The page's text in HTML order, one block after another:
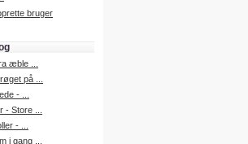
bruger
æble ...
på ...
- ...
- Store ...
- ...
i gang ...